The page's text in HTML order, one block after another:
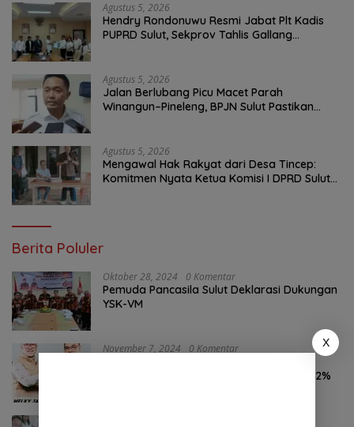
Agustus 5, 2026
Hendry Rondonuwu Resmi Jabat Plt Kadis
PUPRD Sulut, Sekprov Tahlis Gallang
Agustus 5, 2026
Jalan Berlubang Picu Macet Parah
Winangun–Pineleng, BPJN Sulut Pastikan
Agustus 5, 2026
Mengawal Hak Rakyat dari Desa Tincep:
Komitmen Nyata Ketua Komisi I DPRD Sulut
Berita Poluler
Oktober 28, 2024 0 Komentar
Pemuda Pancasila Sulut Deklarasi Dukungan
YSK-VM
November 7, 2024 0 Komentar
46,74% Kalahkan Petahana JG-KWL 27,62%
X